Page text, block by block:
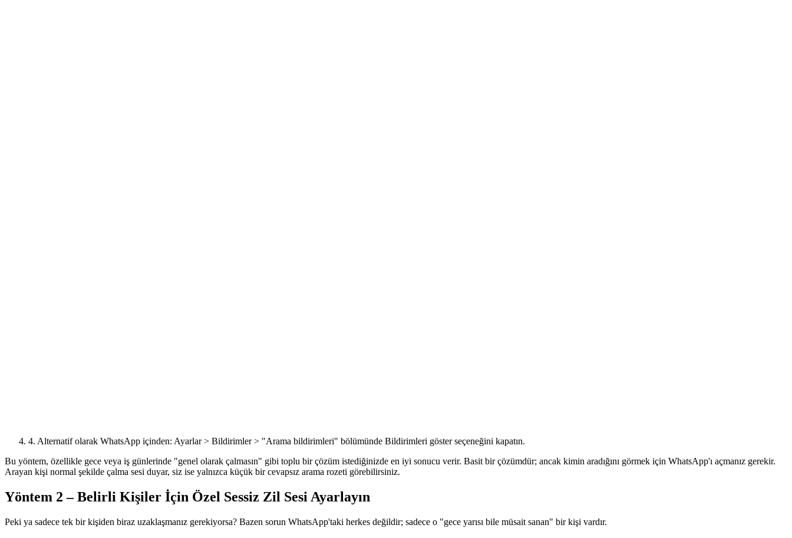
4. Alternatif olarak WhatsApp içinden: Ayarlar > Bildirimler > "Arama bildirimleri" bölümünde Bildirimleri göster seçeneğini kapatın.
Bu yöntem, özellikle gece veya iş günlerinde "genel olarak çalmasın" gibi toplu bir çözüm istediğinizde en iyi sonucu verir. Basit bir çözümdür; ancak kimin aradığını görmek için WhatsApp'ı açmanız gerekir.
Arayan kişi normal şekilde çalma sesi duyar, siz ise yalnızca küçük bir cevapsız arama rozeti görebilirsiniz.
Yöntem 2 – Belirli Kişiler İçin Özel Sessiz Zil Sesi Ayarlayın
Peki ya sadece tek bir kişiden biraz uzaklaşmanız gerekiyorsa? Bazen sorun WhatsApp'taki herkes değildir; sadece o "gece yarısı bile müsait sanan" bir kişi vardır.